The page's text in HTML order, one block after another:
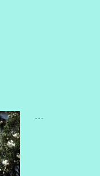
…